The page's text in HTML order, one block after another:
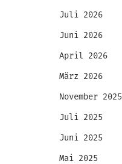
Juli 2026
Juni 2026
April 2026
März 2026
November 2025
Juli 2025
Juni 2025
Mai 2025